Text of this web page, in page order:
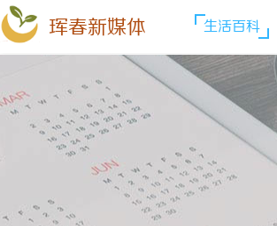
珲春新媒体 生活百科